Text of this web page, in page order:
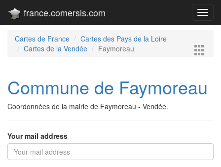
france.comersis.com
Cartes de France
Cartes des Pays de la Loire
Cartes de la Vendée
Faymoreau
Commune de Faymoreau
Coordonnées de la mairie de Faymoreau - Vendée.
Your mail address